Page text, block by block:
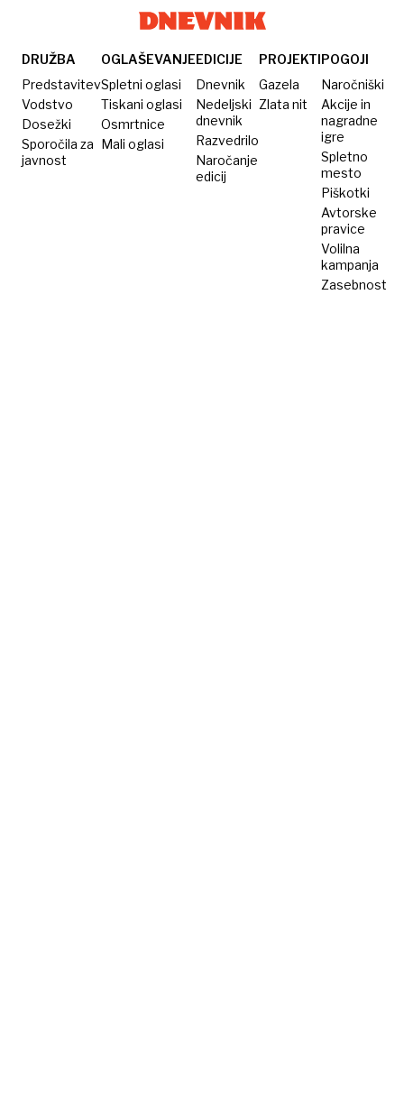
kokošnjak!”
Vesne,
sam
in
pozabljen
bilo
DRUŽBA
Predstavitev
Vodstvo
Dosežki
Sporočila za
javnost
OGLAŠEVANJE
Spletni oglasi
Tiskani oglasi
Osmrtnice
Mali oglasi
EDICIJE
Dnevnik
Nedeljski
dnevnik
Razvedrilo
Naročanje
edicij
PROJEKTI
Gazela
Zlata nit
POGOJI
Naročniški
Akcije in
nagradne
igre
Spletno
mesto
Piškotki
Avtorske
pravice
Volilna
kampanja
Zasebnost